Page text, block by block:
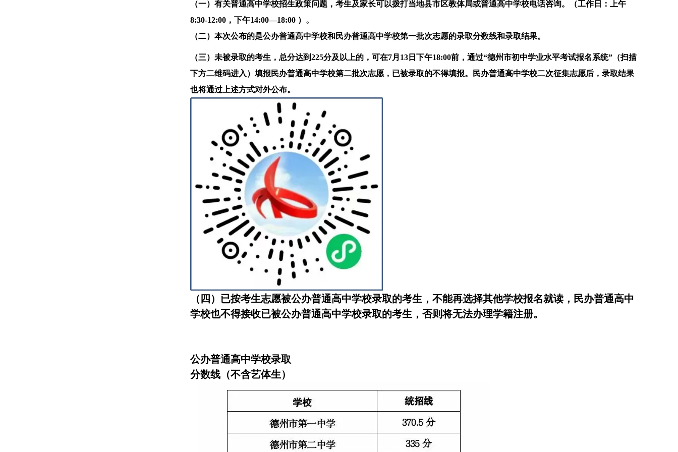
（一） 有关普通高中学校招生政策问题，考生及家长可以拨打当地县市区教体局或普通高中学校电话咨询。（工作日：上午
8:30-12:00，下午14:00—18:00 ） 。
（二） 本次公布的是公办普通高中学校和民办普通高中学校第一批次志愿的录取分数线和录取结果。
（三） 未被录取的考生，总分达到225分及以上的，可在7月13日下午18:00前，通过“德州市初中学业水平考试报名系统”（扫描
下方二维码进入）填报民办普通高中学校第二批次志愿，已被录取的不得填报。民办普通高中学校二次征集志愿后，录取结果
也将通过上述方式对外公布。
（四）已按考生志愿被公办普通高中学校录取的考生，不能再选择其他学校报名就读，民办普通高中
学校也不得接收已被公办普通高中学校录取的考生，否则将无法办理学籍注册。
公办普通高中学校录取
分数线（不含艺体生）